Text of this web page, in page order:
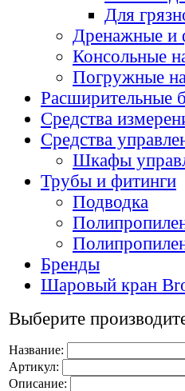
Для
Дренажные и
Консольные
Погружные
Расширительные
Средства
Средства
Шкафы
Трубы и фитинги
Подводка
Бренды
Шаровый кран
Выберите
Название:
Артикул:
Описание: